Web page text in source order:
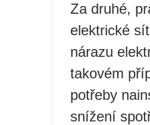
Za druhé,
elektrické
nárazu
takovém
potřeby
snížení